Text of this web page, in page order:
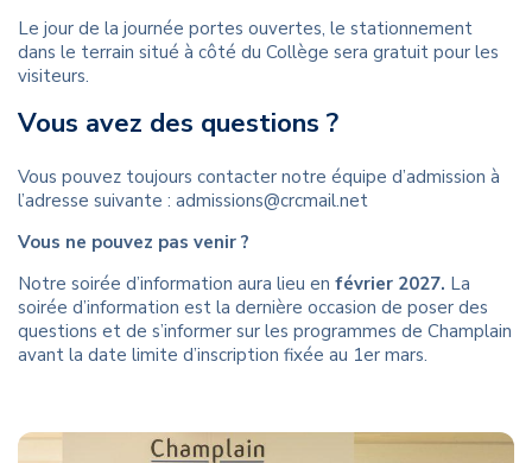
Le jour de la journée portes ouvertes, le stationnement
dans le terrain situé à côté du Collège sera gratuit pour les
visiteurs.
Vous avez des questions ?
Vous pouvez toujours contacter notre équipe d’admission à
l’adresse suivante : admissions@crcmail.net
Vous ne pouvez pas venir ?
Notre soirée d’information aura lieu en février 2027. La
soirée d’information est la dernière occasion de poser des
questions et de s’informer sur les programmes de Champlain
avant la date limite d’inscription fixée au 1er mars.